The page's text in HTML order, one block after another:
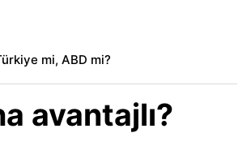
mi, ABD mi?
avantajlı?